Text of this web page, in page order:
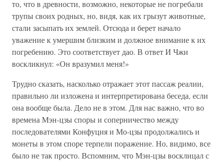
то, что в древности, возможно, некоторые не погребали
трупы своих родных, но, видя, как их грызут животные,
стали засыпать их землей. Отсюда и берет начало
уважение к умершим близким и должное внимание к их
погребению. Это соответствует дао. В ответ И Чжи
воскликнул: «Он вразумил меня!»
Трудно сказать, насколько отражает этот пассаж реалии,
правильно ли изложена и интерпретирована беседа, если
она вообще была. Дело не в этом. Для нас важно, что во
времена Мэн-цзы споры и соперничество между
последователями Конфуция и Мо-цзы продолжались и
монеты в этом споре терпели поражение. Но, видимо, все
было не так просто. Вспомним, что Мэн-цзы восклицал с